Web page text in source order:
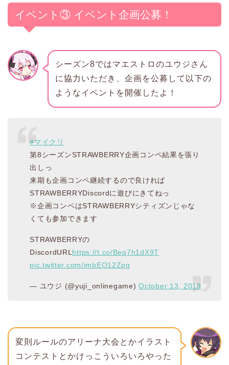
イベント③ イベント企画公募！
シーズン8ではマエストロのユウジさん
に協力いただき、企画を公募して以下の
ようなイベントを開催したよ！
#マイクリ
第8シーズンSTRAWBERRY企画コンペ結果を張り
出しっ
来期も企画コンペ継続するので良ければ
STRAWBERRYDiscordに遊びにきてねっ
※企画コンペはSTRAWBERRYシティズンじゃな
くても参加できます
STRAWBERRYの
DiscordURL https://t.co/Beq7h1dX9T
pic.twitter.com/imbEO12Zpg
— ユウジ (@yuji_onlinegame)October 13, 2019
変則ルールのアリーナ大会とかイラスト
コンテストとかけっこういろいろやった